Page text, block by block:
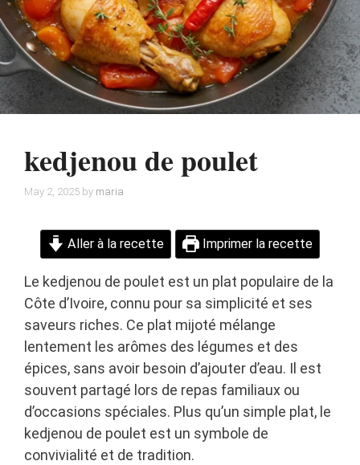
kedjenou de poulet
May 2, 2025 by maria
Aller à la recette Imprimer la recette
Le kedjenou de poulet est un plat populaire de la
Côte d’Ivoire, connu pour sa simplicité et ses
saveurs riches. Ce plat mijoté mélange
lentement les arômes des légumes et des
épices, sans avoir besoin d’ajouter d’eau. Il est
souvent partagé lors de repas familiaux ou
d’occasions spéciales. Plus qu’un simple plat, le
kedjenou de poulet est un symbole de
convivialité et de tradition.